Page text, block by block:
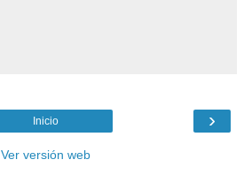
›
Inicio
Ver versión web